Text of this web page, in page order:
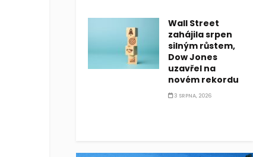
Wall Street
zahájila srpen
silným růstem,
Dow Jones
uzavřel na
novém rekordu
3 SRPNA, 2026